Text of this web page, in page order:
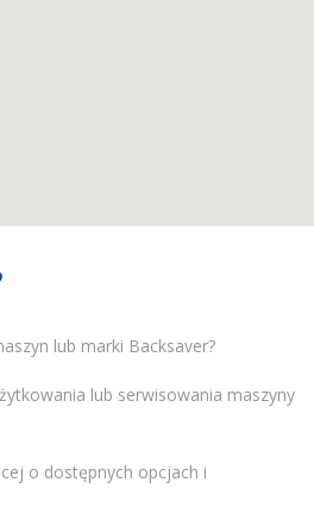
lub marki Backsaver?
lub serwisowania maszyny
o dostępnych opcjach i